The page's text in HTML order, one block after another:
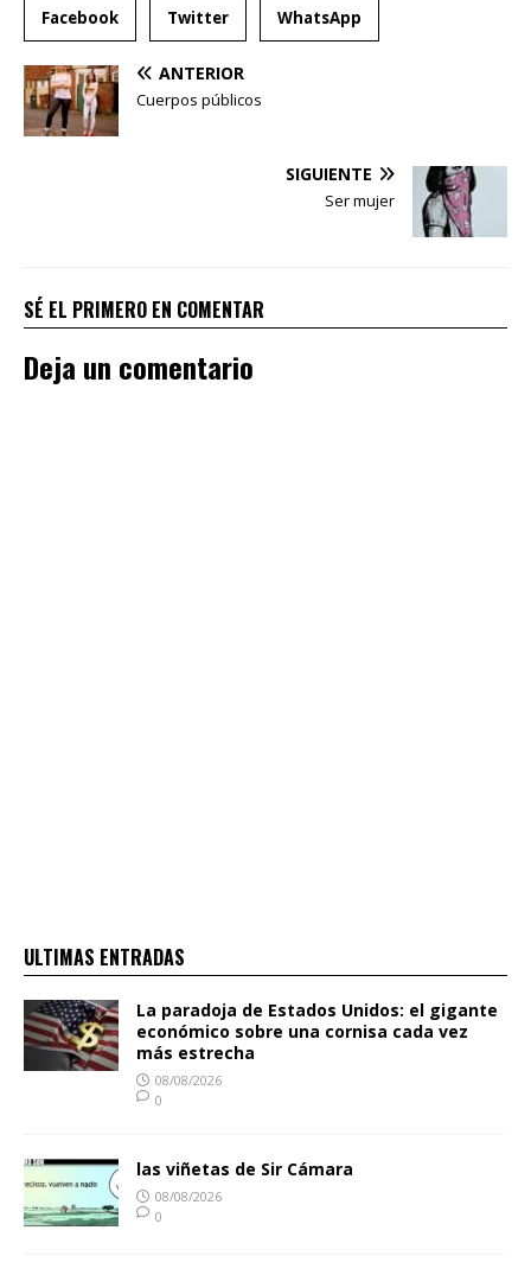
Facebook Twitter WhatsApp
ANTERIOR
Cuerpos públicos
SIGUIENTE
Ser mujer
SÉ EL PRIMERO EN COMENTAR
Deja un comentario
ULTIMAS ENTRADAS
La paradoja de Estados Unidos: el gigante
económico sobre una cornisa cada vez
más estrecha
08/08/2026
0
las viñetas de Sir Cámara
08/08/2026
0